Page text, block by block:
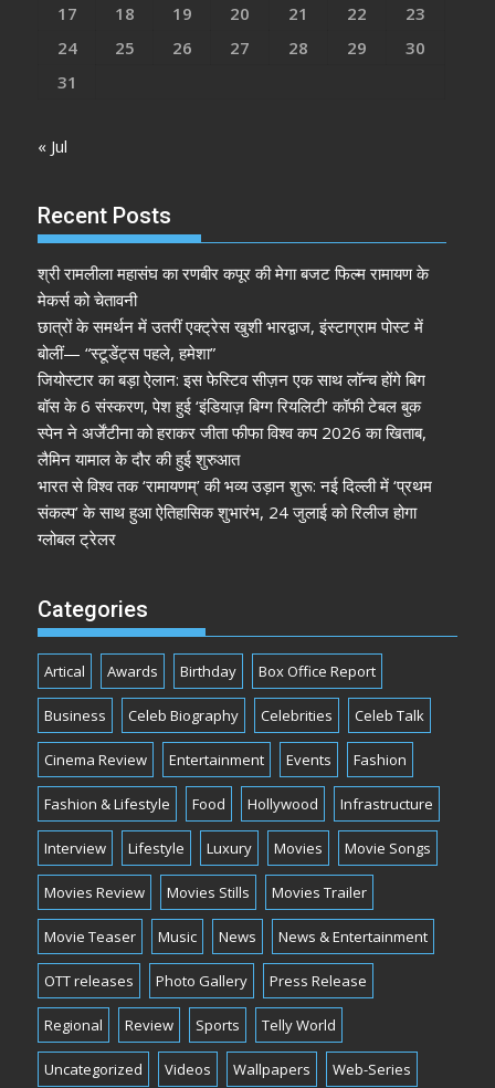
17
18 19 20 21 22
23
24
25 26 27 28 29
30
31
« Jul
Recent Posts
श्री रामलीला महासंघ का रणबीर कपूर की मेगा बजट फिल्म रामायण के
मेकर्स को चेतावनी
छात्रों के समर्थन में उतरीं एक्ट्रेस खुशी भारद्वाज, इंस्टाग्राम पोस्ट में
बोलीं— “स्टूडेंट्स पहले, हमेशा”
जियोस्टार का बड़ा ऐलान: इस फेस्टिव सीज़न एक साथ लॉन्च होंगे बिग
बॉस के 6 संस्करण, पेश हुई ‘इंडियाज़ बिग्ग रियलिटी’ कॉफी टेबल बुक
स्पेन ने अर्जेंटीना को हराकर जीता फीफा विश्व कप 2026 का खिताब,
लैमिन यामाल के दौर की हुई शुरुआत
भारत से विश्व तक ‘रामायणम्’ की भव्य उड़ान शुरू: नई दिल्ली में ‘प्रथम
संकल्प’ के साथ हुआ ऐतिहासिक शुभारंभ, 24 जुलाई को रिलीज होगा
ग्लोबल ट्रेलर
Categories
Artical Awards Birthday Box Office Report
Business Celeb Biography Celebrities Celeb Talk
Cinema Review Entertainment Events Fashion
Fashion & Lifestyle Food Hollywood Infrastructure
Interview Lifestyle Luxury Movies Movie Songs
Movies Review Movies Stills Movies Trailer
Movie Teaser Music News News & Entertainment
OTT releases Photo Gallery Press Release
Regional Review Sports Telly World
Uncategorized Videos Wallpapers Web-Series